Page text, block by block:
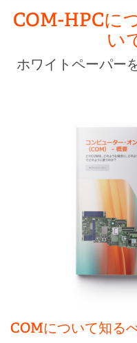
COM-HPCに
い
ホワイトペーパー
COMについて知る